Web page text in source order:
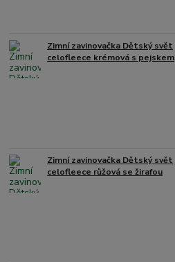
Zimní zavinovačka Dětský svět
celofleece krémová s pejskem
Zimní zavinovačka Dětský svět
celofleece růžová se žirafou